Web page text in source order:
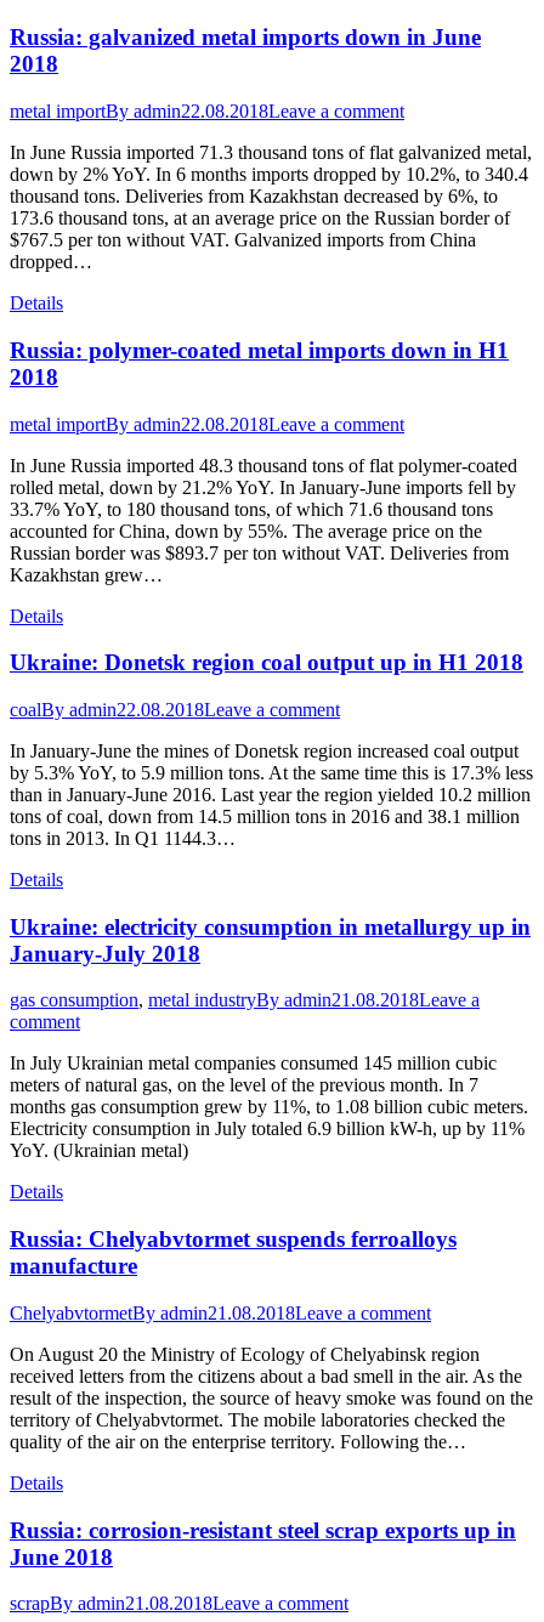
Russia: galvanized metal imports down in June
2018
metal importBy admin22.08.2018Leave a comment
In June Russia imported 71.3 thousand tons of flat galvanized metal,
down by 2% YoY. In 6 months imports dropped by 10.2%, to 340.4
thousand tons. Deliveries from Kazakhstan decreased by 6%, to
173.6 thousand tons, at an average price on the Russian border of
$767.5 per ton without VAT. Galvanized imports from China
dropped…
Details
Russia: polymer-coated metal imports down in H1
2018
metal importBy admin22.08.2018Leave a comment
In June Russia imported 48.3 thousand tons of flat polymer-coated
rolled metal, down by 21.2% YoY. In January-June imports fell by
33.7% YoY, to 180 thousand tons, of which 71.6 thousand tons
accounted for China, down by 55%. The average price on the
Russian border was $893.7 per ton without VAT. Deliveries from
Kazakhstan grew…
Details
Ukraine: Donetsk region coal output up in H1 2018
coalBy admin22.08.2018Leave a comment
In January-June the mines of Donetsk region increased coal output
by 5.3% YoY, to 5.9 million tons. At the same time this is 17.3% less
than in January-June 2016. Last year the region yielded 10.2 million
tons of coal, down from 14.5 million tons in 2016 and 38.1 million
tons in 2013. In Q1 1144.3…
Details
Ukraine: electricity consumption in metallurgy up in
January-July 2018
gas consumption, metal industryBy admin21.08.2018Leave a
comment
In July Ukrainian metal companies consumed 145 million cubic
meters of natural gas, on the level of the previous month. In 7
months gas consumption grew by 11%, to 1.08 billion cubic meters.
Electricity consumption in July totaled 6.9 billion kW-h, up by 11%
YoY. (Ukrainian metal)
Details
Russia: Chelyabvtormet suspends ferroalloys
manufacture
ChelyabvtormetBy admin21.08.2018Leave a comment
On August 20 the Ministry of Ecology of Chelyabinsk region
received letters from the citizens about a bad smell in the air. As the
result of the inspection, the source of heavy smoke was found on the
territory of Chelyabvtormet. The mobile laboratories checked the
quality of the air on the enterprise territory. Following the…
Details
Russia: corrosion-resistant steel scrap exports up in
June 2018
scrapBy admin21.08.2018Leave a comment